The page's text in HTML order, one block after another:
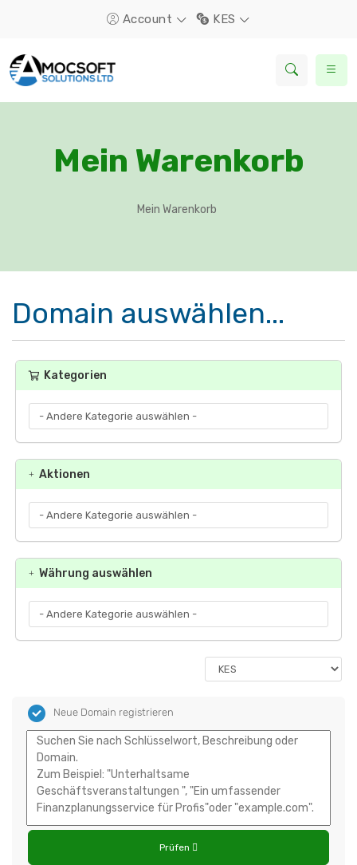
Account KES
Mein Warenkorb
Mein Warenkorb
Domain auswählen...
Kategorien
Aktionen
Währung auswählen
Neue Domain registrieren
Prüfen